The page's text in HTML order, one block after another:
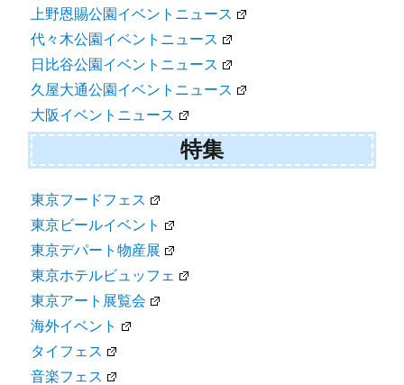
上野恩賜公園イベントニュース
代々木公園イベントニュース
日比谷公園イベントニュース
久屋大通公園イベントニュース
大阪イベントニュース
特集
東京フードフェス
東京ビールイベント
東京デパート物産展
東京ホテルビュッフェ
東京アート展覧会
海外イベント
タイフェス
音楽フェス